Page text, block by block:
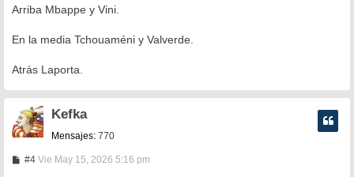
n
j
Arriba Mbappe y Vini.
En la media Tchouaméni y Valverde.
Atrás Laporta.
Kefka
Mensajes: 770
#4MVie May 15, 2026 5:16 pm